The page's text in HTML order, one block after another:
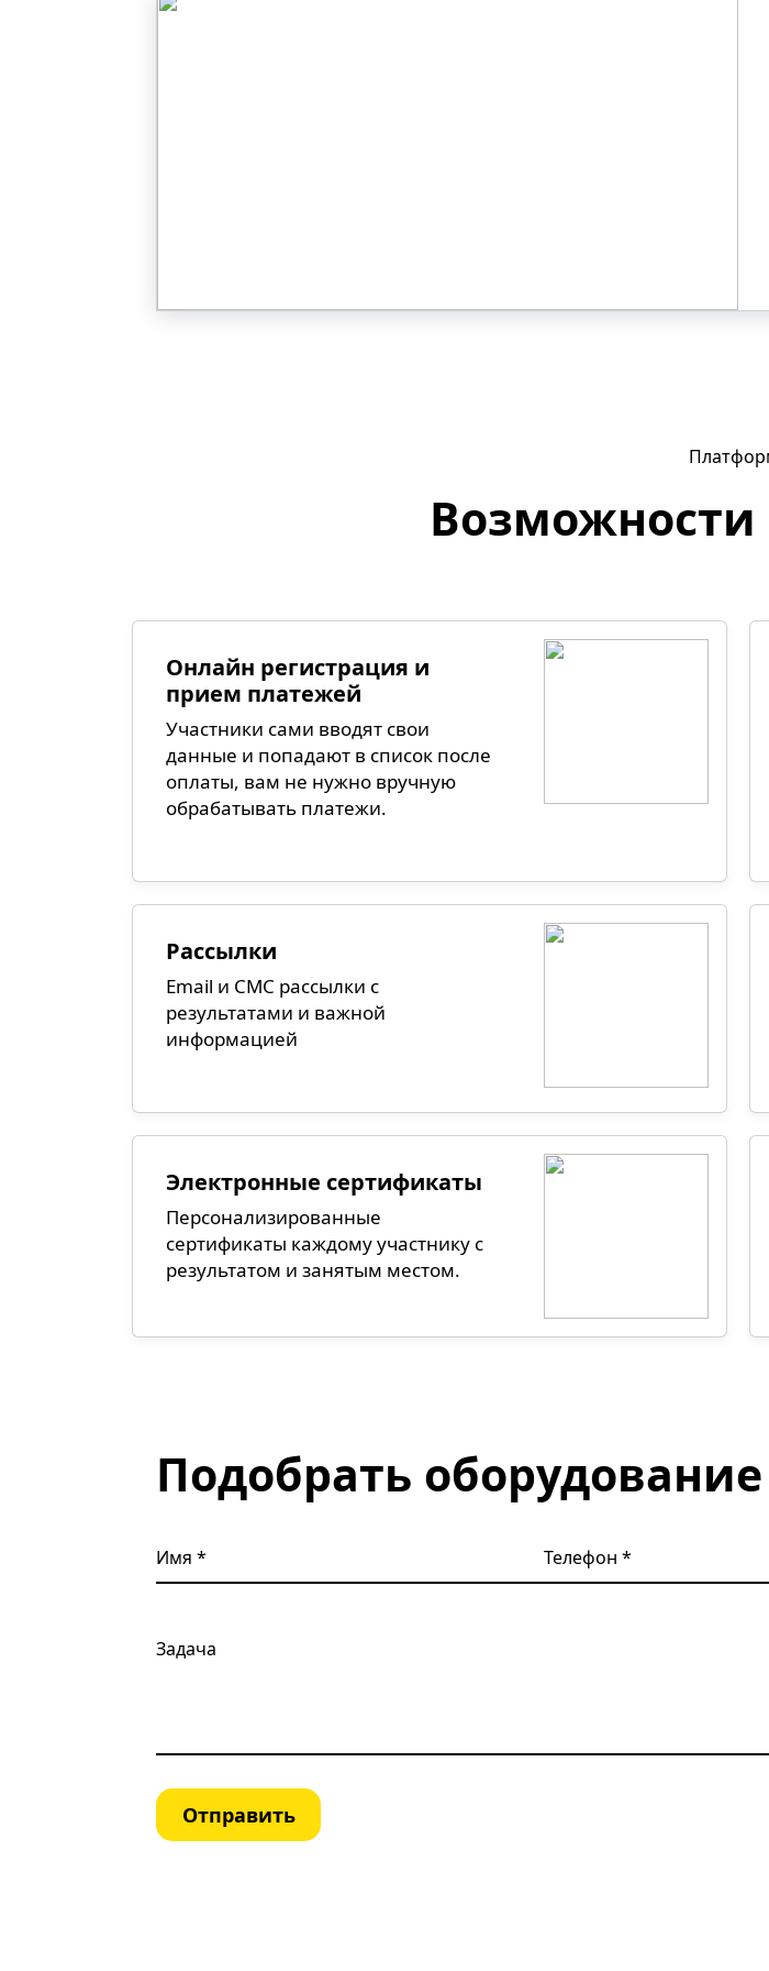
Онлайн регистрация и
прием платежей
Участники сами вводят свои
данные и попадают в список после
оплаты, вам не нужно вручную
обрабатывать платежи.
Рассылки
Email и СМС рассылки с
результатами и важной
информацией
Электронные сертификаты
Персонализированные
сертификаты каждому участнику с
результатом и занятым местом.
Подобрать оборудование
Имя Телефон
Задача
Отправить